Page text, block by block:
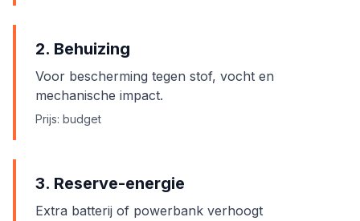
2. Behuizing
Voor bescherming tegen stof, vocht en
mechanische impact.
Prijs: budget
3. Reserve-energie
Extra batterij of powerbank verhoogt